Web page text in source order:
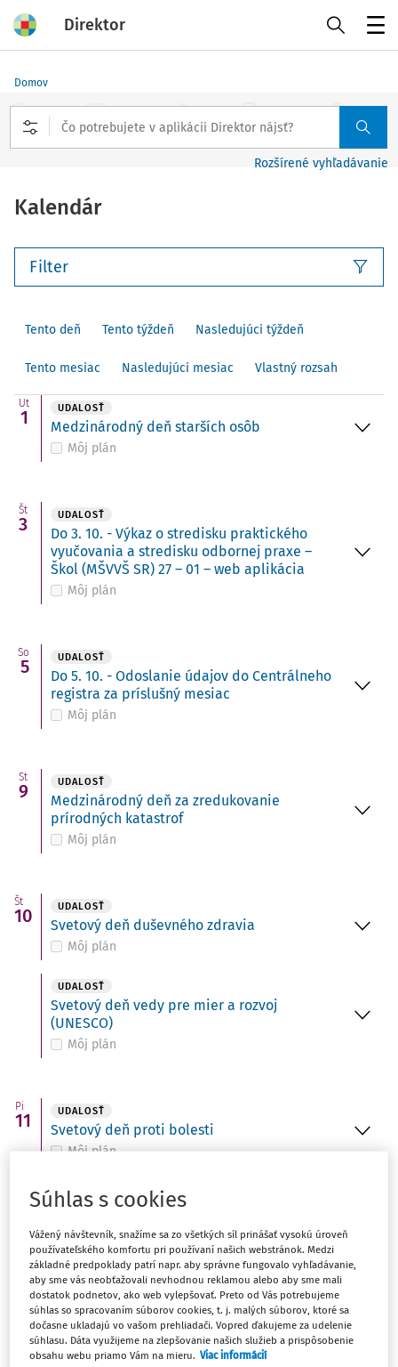
Direktor
Domov
Rozšírené vyhľadávanie
Kalendár
Filter
Tento deň Tento týždeň Nasledujúci týždeň
Tento mesiac Nasledujúci mesiac Vlastný rozsah
Ut
1 UDALOSŤ
Medzinárodný deň starších osôb
Môj plán
Št
3 UDALOSŤ
Do 3. 10. - Výkaz o stredisku praktického
vyučovania a stredisku odbornej praxe –
Škol (MŠVVŠ SR) 27 – 01 – web aplikácia
Môj plán
So
5 UDALOSŤ
Do 5. 10. - Odoslanie údajov do Centrálneho
registra za príslušný mesiac
Môj plán
St
9 UDALOSŤ
Medzinárodný deň za zredukovanie
prírodných katastrof
Môj plán
Št
10 UDALOSŤ
Svetový deň duševného zdravia
Môj plán
UDALOSŤ
Svetový deň vedy pre mier a rozvoj
(UNESCO)
Môj plán
Pi
11 UDALOSŤ
Svetový deň proti bolesti
Môj plán
15
Do 15. 10. - Ministerstvo školstva zverejní na
svojom webovom sídle termíny konania
prijímacích skúšok
Môj plán
UDALOSŤ
Súhlas s cookies
Vážený návštevník, snažíme sa zo všetkých síl prinášať vysokú úroveň
používateľského komfortu pri používaní našich webstránok. Medzi
základné predpoklady patrí napr. aby správne fungovalo vyhľadávanie,
aby sme vás neobťažovali nevhodnou reklamou alebo aby sme mali
dostatok podnetov, ako web vylepšovať. Preto od Vás potrebujeme
súhlas so spracovaním súborov cookies, t. j. malých súborov, ktoré sa
dočasne ukladajú vo vašom prehliadači. Vopred ďakujeme za udelenie
súhlasu. Dáta využijeme na zlepšovanie našich služieb a prispôsobenie
obsahu webu priamo Vám na mieru. Viac informácií